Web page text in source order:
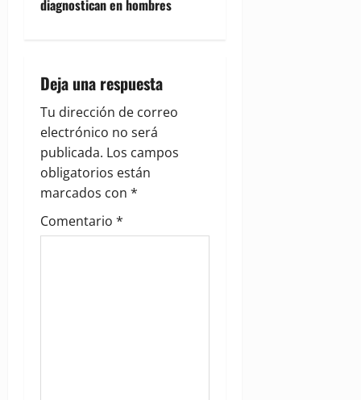
a
i
g
a
t
i
diagnostican en hombres
Deja una respuesta
Tu dirección de correo
electrónico no será
publicada. Los campos
obligatorios están
marcados con *
Comentario *